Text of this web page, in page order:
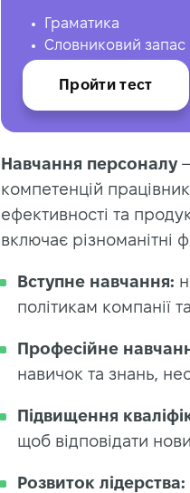
Граматика
Словниковий запас
Пройти тест
Навчання персоналу
компетенцій
ефективності та
включає різноманітні
Вступне навчання:
політикам компанії
Професійне
навичок та знань,
Підвищення
щоб відповідати
Розвиток лідерства: